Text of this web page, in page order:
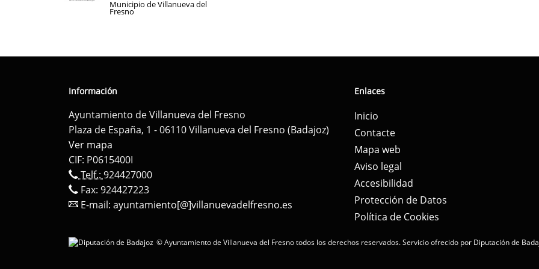
Municipio de Villanueva del
Fresno
Información
Ayuntamiento de Villanueva del Fresno
Plaza de España, 1 - 06110 Villanueva del Fresno (Badajoz)
Ver mapa
CIF: P0615400I
Telf.: 924427000
Fax: 924427223
E-mail: ayuntamiento[@]villanuevadelfresno.es
Enlaces
Inicio
Contacte
Mapa web
Aviso legal
Accesibilidad
Protección de Datos
Política de Cookies
© Ayuntamiento de Villanueva del Fresno todos los derechos reservados.Servicio ofrecido por Diputación de